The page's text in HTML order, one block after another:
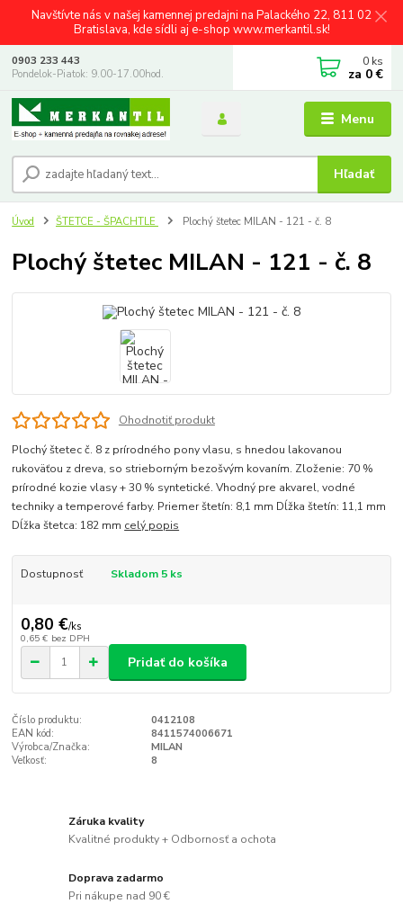
Navštívte nás v našej kamennej predajni na Palackého 22, 811 02
Bratislava, kde sídli aj e-shop www.merkantil.sk!
Menu
Hľadať
0903 233 443
Pondelok-Piatok: 9.00-17.00hod.
0 ks
za 0 €
Úvod ŠTETCE - ŠPACHTLE Plochý štetec MILAN - 121 - č. 8
Plochý štetec MILAN - 121 - č. 8
Ohodnotiť produkt
Plochý štetec č. 8 z prírodného pony vlasu, s hnedou lakovanou
rukoväťou z dreva, so strieborným bezošvým kovaním. Zloženie: 70 %
prírodné kozie vlasy + 30 % syntetické. Vhodný pre akvarel, vodné
techniky a temperové farby. Priemer štetín: 8,1 mm Dĺžka štetín: 11,1 mm
Dĺžka štetca: 182 mm celý popis
Dostupnosť Skladom 5 ks
0,80 €/ks
0,65 € bez DPH
Pridať do košíka
Číslo produktu:
0412108
EAN kód:
8411574006671
Výrobca/Značka:
MILAN
Veľkosť:
8
Záruka kvality
Kvalitné produkty + Odbornosť a ochota
Doprava zadarmo
Pri nákupe nad 90 €